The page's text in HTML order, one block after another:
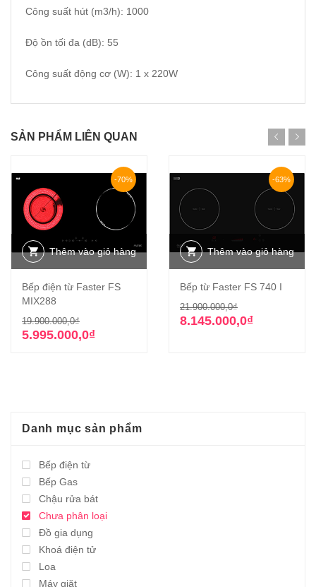
Công suất hút (m3/h): 1000
Độ ồn tối đa (dB): 55
Công suất động cơ (W): 1 x 220W
SẢN PHẨM LIÊN QUAN
-70%
Thêm vào giỏ hàng
Bếp điện từ Faster FS
MIX288
19.900.000,0₫Giá
gốc
5.995.000,0₫
Giá
hiện
-63%
Thêm vào giỏ hàng
Bếp từ Faster FS 740 I
21.900.000,0₫Giá
gốc
8.145.000,0₫
Giá
hiện
Danh mục sản phẩm
Bếp điện từ
Bếp Gas
Chậu rửa bát
Chưa phân loại
Đồ gia dụng
Khoá điện tử
Loa
Máy giặt